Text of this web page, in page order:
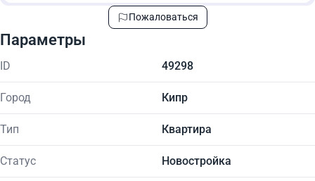
Пожаловаться
Параметры
ID 49298
Город Кипр
Тип Квартира
Статус Новостройка